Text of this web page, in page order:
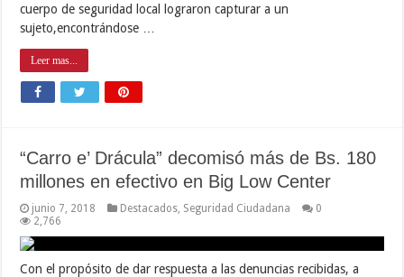
cuerpo de seguridad local lograron capturar a un
sujeto,encontrándose …
Leer mas...
“Carro e’ Drácula” decomisó más de Bs. 180
millones en efectivo en Big Low Center
junio 7, 2018 Destacados Seguridad Ciudadana
0
2,766
Con el propósito de dar respuesta a las denuncias recibidas, a